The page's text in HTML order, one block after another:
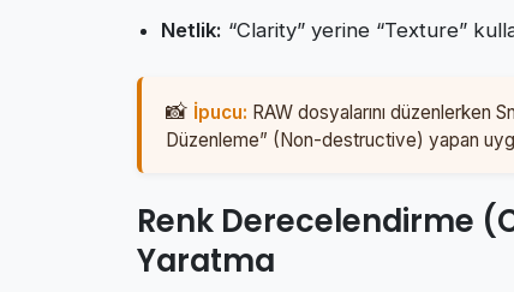
Netlik: “Clarity” yerine “Texture”
İpucu: RAW dosyalarını düzenlerken
Düzenleme” (Non-destructive) yapan
Renk Derecelendirme
Yaratma